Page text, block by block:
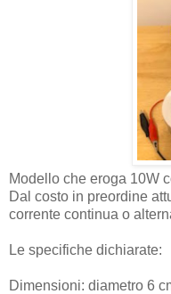
Modello che eroga 10W
Dal costo in preordine
corrente continua o
Le specifiche dichiarate:
Dimensioni: diametro 6